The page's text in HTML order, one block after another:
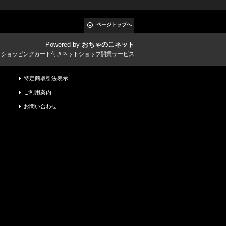
ページトップへ
Powered by おちゃのこネット
ョッピングカート付きネットショップ開業サービス
特定商取引法表示
ご利用案内
お問い合わせ